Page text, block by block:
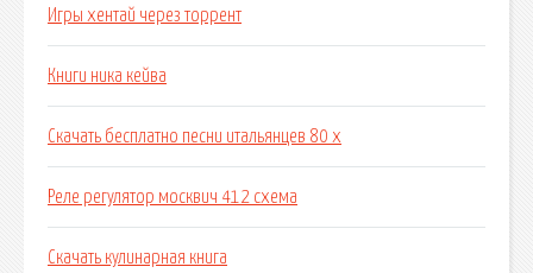
Игры хентай через торрент
Книги ника кейва
Скачать бесплатно песни итальянцев 80 х
Реле регулятор москвич 412 схема
Скачать кулинарная книга